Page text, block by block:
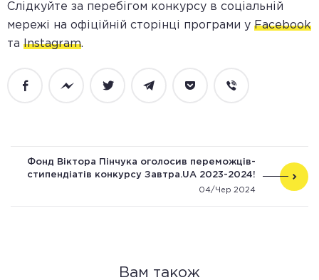
Слідкуйте за перебігом конкурсу в соціальній
мережі на офіційній сторінці програми у Facebook
та Instagram.
FacebookMessengerTwitter TelegramPocket Viber
Фонд Віктора Пінчука оголосив переможців-
стипендіатів конкурсу Завтра.UA 2023-2024!
04/Чер 2024
Вам також